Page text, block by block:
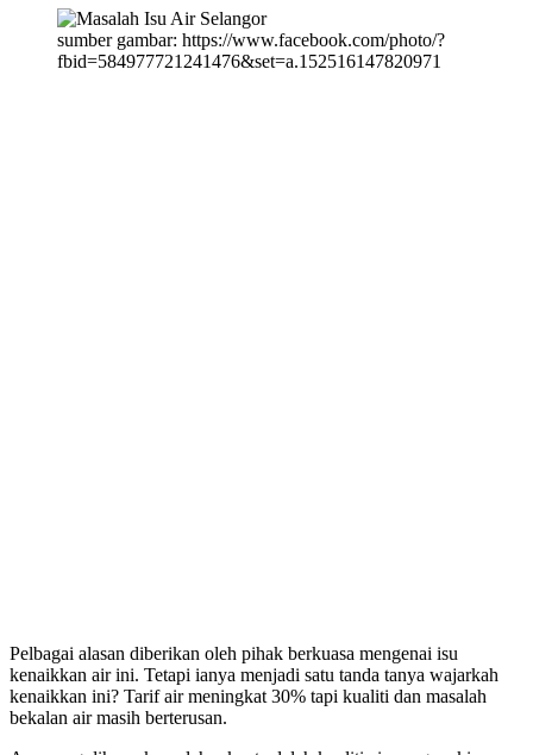
sumber gambar: https://www.facebook.com/photo/?
fbid=584977721241476&set=a.152516147820971
Pelbagai alasan diberikan oleh pihak berkuasa mengenai isu
kenaikkan air ini. Tetapi ianya menjadi satu tanda tanya wajarkah
kenaikkan ini? Tarif air meningkat 30% tapi kualiti dan masalah
bekalan air masih berterusan.